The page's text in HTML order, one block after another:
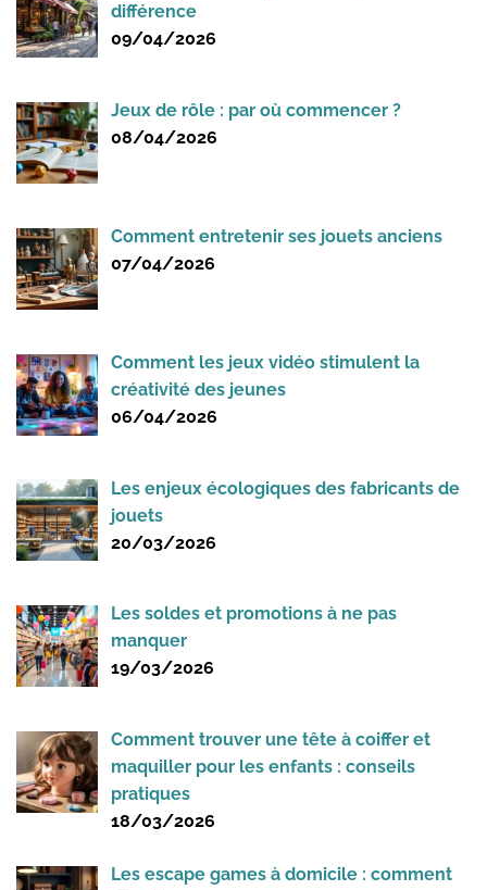
différence
09/04/2026
Jeux de rôle : par où commencer ?
08/04/2026
Comment entretenir ses jouets anciens
07/04/2026
Comment les jeux vidéo stimulent la
créativité des jeunes
06/04/2026
Les enjeux écologiques des fabricants de
jouets
20/03/2026
Les soldes et promotions à ne pas
manquer
19/03/2026
Comment trouver une tête à coiffer et
maquiller pour les enfants : conseils
pratiques
18/03/2026
Les escape games à domicile : comment